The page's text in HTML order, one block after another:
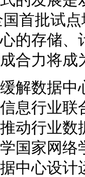
国首批试
的存储
合力将
解数据
息行业
动行业
国家网
中心设